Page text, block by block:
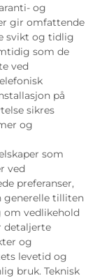
og
gir omfattende
svikt og tidlig
som de
ved
på
sikres
og
som
ved
preferanser,
generelle tilliten
om vedlikehold
detaljerte
og
levetid og
bruk. Teknisk